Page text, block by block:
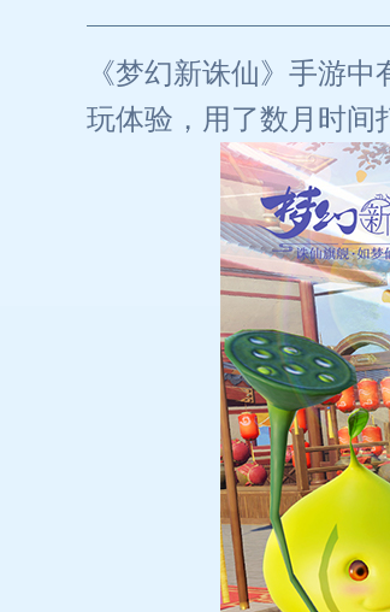
《梦幻新诛仙》手游
玩体验，用了数月时间